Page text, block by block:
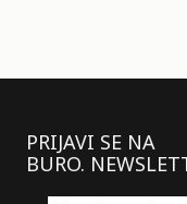
PRIJAVI SE NA
BURO.